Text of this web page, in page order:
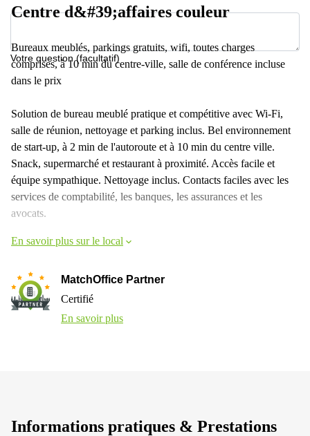
Votre question (facultatif)
Centre d&#39;affaires couleur
Bureaux meublés, parkings gratuits, wifi, toutes charges
comprises, à 10 min du centre-ville, salle de conférence incluse
dans le prix
Solution de bureau meublé pratique et compétitive avec Wi-Fi,
salle de réunion, nettoyage et parking inclus. Bel environnement
de start-up, à 2 min de l'autoroute et à 10 min du centre ville.
Snack, supermarché et restaurant à proximité. Accès facile et
équipe sympathique. Nettoyage inclus. Contacts faciles avec les
services de comptabilité, les banques, les assurances et les
avocats.
En savoir plus sur le local
MatchOffice Partner
Certifié
En savoir plus
Informations pratiques & Prestations